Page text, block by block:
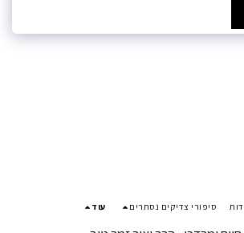
סיפורי צדיקים נסתרים עוד